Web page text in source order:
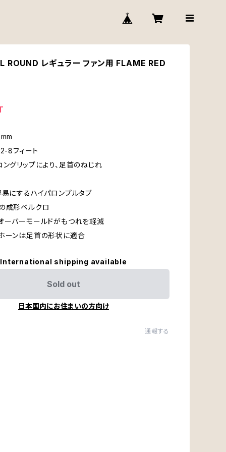
ROUND レギュラー ファン用 FLAME RED
2-8フィート
ングリップにより、足首のねじれ
易にするハイパロンプルタブ
成形ベルクロ
ーバーモールドがもつれを軽減
ーンは足首の形状に適合
International shipping available
Sold out
日本国内にお住まいの方向け
通報する